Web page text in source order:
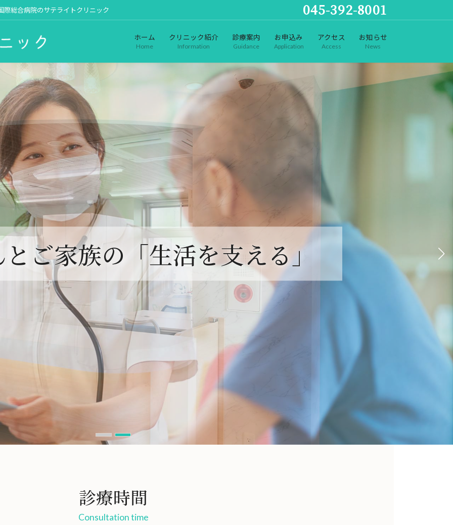
際総合病院のサテライトクリニック 045-392-8001
ホーム
Home
クリニック紹介
Information
診療案内
Guidance
お申込み
Application
アクセス
Access
お知らせ
News
ご家族の「生活を支える」
ご家族の「生活を支える」
診療時間
Consultation time